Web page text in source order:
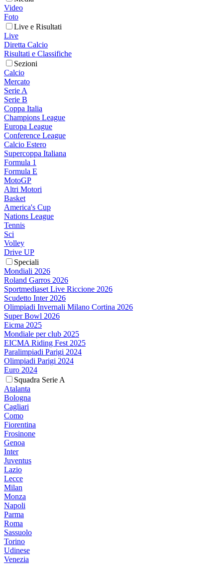
Video
Foto
Live e Risultati
Live
Diretta Calcio
Risultati e Classifiche
Sezioni
Calcio
Mercato
Serie A
Serie B
Coppa Italia
Champions League
Europa League
Conference League
Calcio Estero
Supercoppa Italiana
Formula 1
Formula E
MotoGP
Altri Motori
Basket
America's Cup
Nations League
Tennis
Sci
Volley
Drive UP
Speciali
Mondiali 2026
Roland Garros 2026
Sportmediaset Live Riccione 2026
Scudetto Inter 2026
Olimpiadi Invernali Milano Cortina 2026
Super Bowl 2026
Eicma 2025
Mondiale per club 2025
EICMA Riding Fest 2025
Paralimpiadi Parigi 2024
Olimpiadi Parigi 2024
Euro 2024
Squadra Serie A
Atalanta
Bologna
Cagliari
Como
Fiorentina
Frosinone
Genoa
Inter
Juventus
Lazio
Lecce
Milan
Monza
Napoli
Parma
Roma
Sassuolo
Torino
Udinese
Venezia